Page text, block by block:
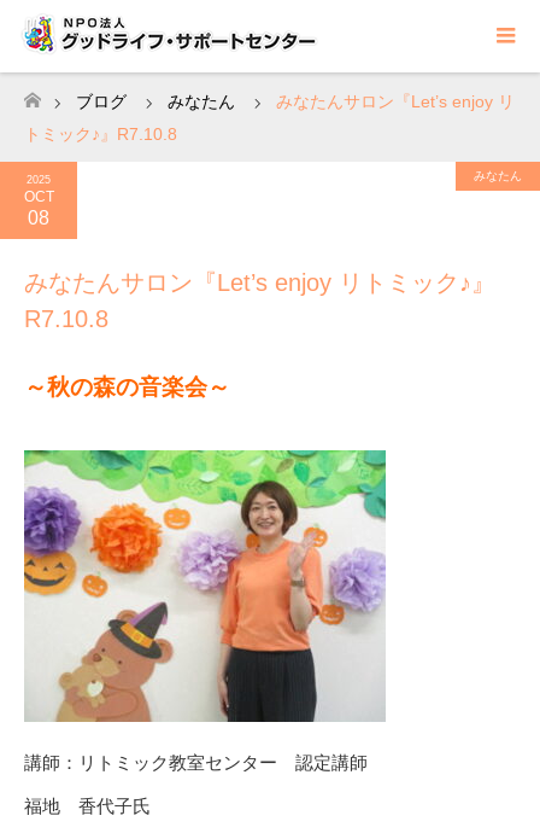
ホーム
ブログ みなたん
みなたんサロン『Let’s enjoy リ
トミック♪』R7.10.8
2025
OCT
08
みなたん
みなたんサロン『Let’s enjoy リトミック♪』
R7.10.8
～秋の森の音楽会～
講師：リトミック教室センター 認定講師
福地 香代子氏